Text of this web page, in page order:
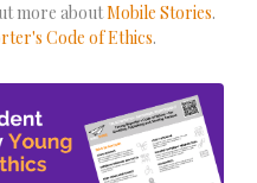
more aboutMobile Stories.
Code of Ethics.